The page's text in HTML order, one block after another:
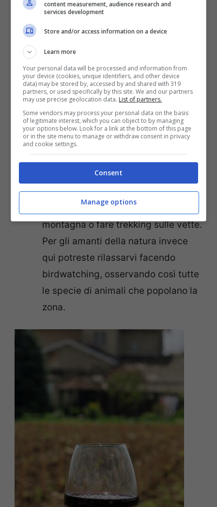
impossibile”.
Valdinievole tra sport e natura
troverà qui una sorta di paradiso. In
sella a unabiciclettapotrete infatti
scoprire tutta la bellezza di questo
luogo nel cuore della Toscana. Se
invece volete qualcosa di più
scatenarvi facendo un
volo liberocon il parapendio, andare
al galoppo di cavalli bellissimi in
montagna o fare trekking sulle vette.
Per gli amanti della natura invece
qui potreste rilassarvi facendo
birdwatching, osservando così tutte
le specie di animali che popolano la
zona.
content measurement, audience research and
services development
Store and/or access information on a device
Learn more
Your personal data will be processed and information from
your device (cookies, unique identifiers, and other device
data) may be stored by, accessed by and shared with 319
partners, or used specifically by this site. We and our partners
may use precise geolocation data. List of partners.
Some vendors may process your personal data on the basis
of legitimate interest, which you can object to by managing
your options below. Look for a link at the bottom of this page
or in the site menu to manage or withdraw consent in privacy
and cookie settings.
Consent
Manage options